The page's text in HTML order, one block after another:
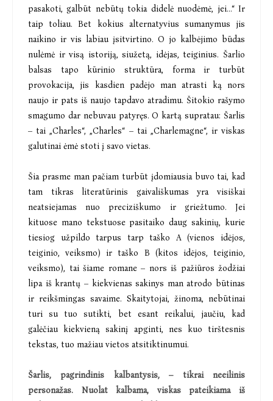
pasakoti, galbūt nebūtų tokia didelė nuodėmė, jei...“ Ir
taip toliau. Bet kokius alternatyvius sumanymus jis
naikino ir vis labiau įsitvirtino. O jo kalbėjimo būdas
nulėmė ir visą istoriją, siužetą, idėjas, teiginius. Šarlio
balsas tapo kūrinio struktūra, forma ir turbūt
provokacija, jis kasdien padėjo man atrasti ką nors
naujo ir pats iš naujo tapdavo atradimu. Šitokio rašymo
smagumo dar nebuvau patyręs. O kartą supratau: Šarlis
– tai „Charles“, „Charles“ – tai „Charlemagne“, ir viskas
galutinai ėmė stoti į savo vietas.
Šia prasme man pačiam turbūt įdomiausia buvo tai, kad
tam tikras literatūrinis gaivališkumas yra visiškai
neatsiejamas nuo preciziškumo ir griežtumo. Jei
kituose mano tekstuose pasitaiko daug sakinių, kurie
tiesiog užpildo tarpus tarp taško A (vienos idėjos,
teiginio, veiksmo) ir taško B (kitos idėjos, teiginio,
veiksmo), tai šiame romane – nors iš pažiūros žodžiai
lipa iš krantų – kiekvienas sakinys man atrodo būtinas
ir reikšmingas savaime. Skaitytojai, žinoma, nebūtinai
turi su tuo sutikti, bet esant reikalui, jaučiu, kad
galėčiau kiekvieną sakinį apginti, nes kuo tirštesnis
tekstas, tuo mažiau vietos atsitiktinumui.
Šarlis, pagrindinis kalbantysis, – tikrai neeilinis
personažas. Nuolat kalbama, viskas pateikiama iš